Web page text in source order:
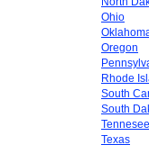
Ohio
Oregon
Rhode
South
South
Tennesee
Texas